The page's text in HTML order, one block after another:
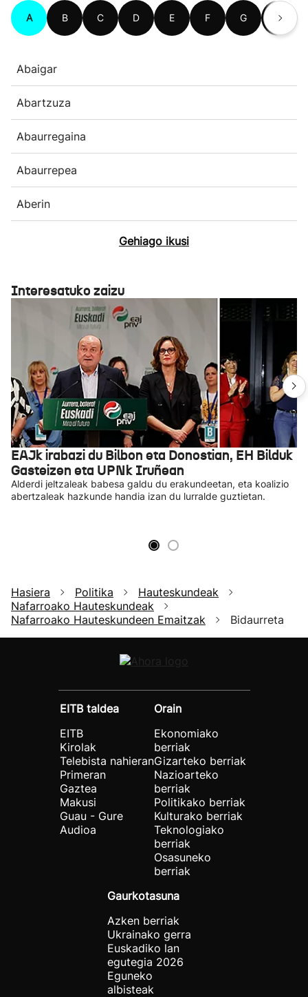
A B C D E F G H
Abaigar
Abartzuza
Abaurregaina
Abaurrepea
Aberin
Gehiago ikusi
Interesatuko zaizu
EAJk irabazi du Bilbon eta Donostian, EH Bilduk
Gasteizen eta UPNk Iruñean
Alderdi jeltzaleak babesa galdu du erakundeetan, eta koalizio
abertzaleak hazkunde handia izan du lurralde guztietan.
Hasiera Politika
Hauteskundeak
Nafarroako Hauteskundeak
Nafarroako Hauteskundeen Emaitzak
Bidaurreta
EITB taldea
EITB
Kirolak
Telebista nahieran
Primeran
Gaztea
Makusi
Guau - Gure
Audioa
Orain
Ekonomiako
berriak
Gizarteko berriak
Nazioarteko
berriak
Politikako berriak
Kulturako berriak
Teknologiako
berriak
Osasuneko
berriak
Gaurkotasuna
Azken berriak
Ukrainako gerra
Euskadiko lan
egutegia 2026
Eguneko
albisteak